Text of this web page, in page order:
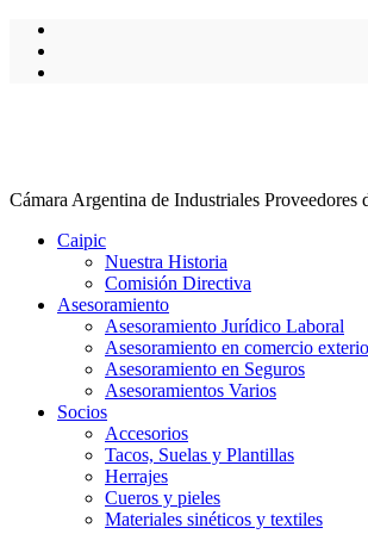
Cámara Argentina de Industriales Proveedores
Caipic
Nuestra Historia
Comisión Directiva
Asesoramiento
Asesoramiento Jurídico Laboral
Asesoramiento en comercio
Asesoramiento en Seguros
Asesoramientos Varios
Socios
Accesorios
Tacos, Suelas y Plantillas
Herrajes
Cueros y pieles
Materiales sinéticos y textiles